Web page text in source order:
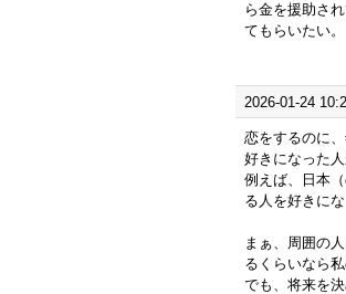
ら金を援助さ
てもらいたい。
2026-01-24
恋をするのに
好きになった
例えば、日本
る人を好きに
まぁ、周囲の
るくらいなら
でも、将来を